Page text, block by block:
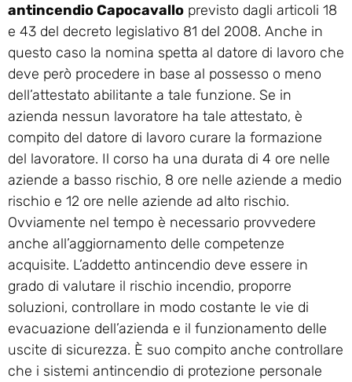
antincendio Capocavallo previsto dagli articoli 18
e 43 del decreto legislativo 81 del 2008. Anche in
questo caso la nomina spetta al datore di lavoro che
deve però procedere in base al possesso o meno
dell’attestato abilitante a tale funzione. Se in
azienda nessun lavoratore ha tale attestato, è
compito del datore di lavoro curare la formazione
del lavoratore. Il corso ha una durata di 4 ore nelle
aziende a basso rischio, 8 ore nelle aziende a medio
rischio e 12 ore nelle aziende ad alto rischio.
Ovviamente nel tempo è necessario provvedere
anche all’aggiornamento delle competenze
acquisite. L’addetto antincendio deve essere in
grado di valutare il rischio incendio, proporre
soluzioni, controllare in modo costante le vie di
evacuazione dell’azienda e il funzionamento delle
uscite di sicurezza. È suo compito anche controllare
che i sistemi antincendio di protezione personale